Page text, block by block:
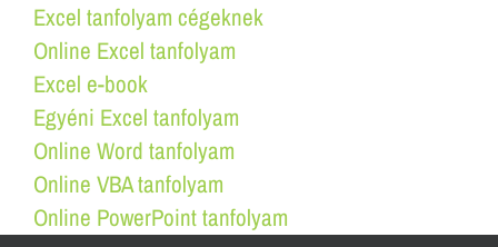
Excel tanfolyam cégeknek
Online Excel tanfolyam
Excel e-book
Egyéni Excel tanfolyam
Online Word tanfolyam
Online VBA tanfolyam
Online PowerPoint tanfolyam